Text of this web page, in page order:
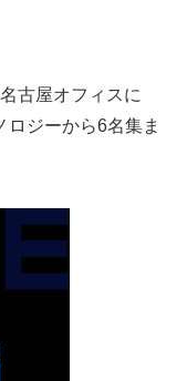
古屋オフィスに
ジーから6名集ま